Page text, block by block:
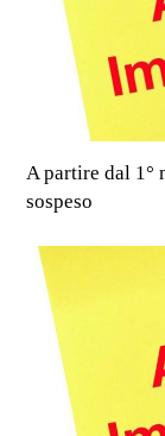
A partire dal 1°
sospeso